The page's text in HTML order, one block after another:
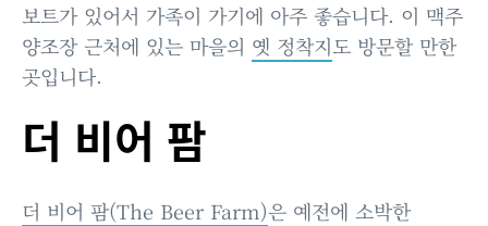
보트가 있어서 가족이 가기에 아주 좋습니다. 이 맥주
양조장 근처에 있는 마을의 옛 정착지도 방문할 만한
곳입니다.
더 비어 팜
더 비어 팜(The Beer Farm)은 예전에 소박한